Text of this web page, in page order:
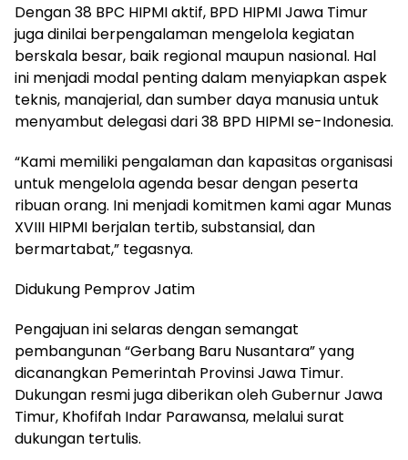
Dengan 38 BPC HIPMI aktif, BPD HIPMI Jawa Timur
juga dinilai berpengalaman mengelola kegiatan
berskala besar, baik regional maupun nasional. Hal
ini menjadi modal penting dalam menyiapkan aspek
teknis, manajerial, dan sumber daya manusia untuk
menyambut delegasi dari 38 BPD HIPMI se-Indonesia.
“Kami memiliki pengalaman dan kapasitas organisasi
untuk mengelola agenda besar dengan peserta
ribuan orang. Ini menjadi komitmen kami agar Munas
XVIII HIPMI berjalan tertib, substansial, dan
bermartabat,” tegasnya.
Didukung Pemprov Jatim
Pengajuan ini selaras dengan semangat
pembangunan “Gerbang Baru Nusantara” yang
dicanangkan Pemerintah Provinsi Jawa Timur.
Dukungan resmi juga diberikan oleh Gubernur Jawa
Timur, Khofifah Indar Parawansa, melalui surat
dukungan tertulis.